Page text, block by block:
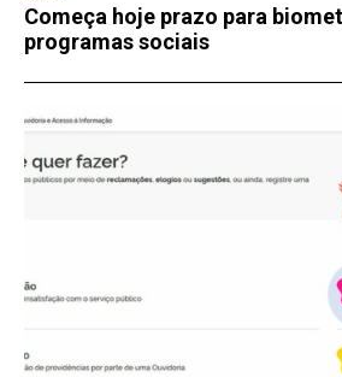
Começa hoje prazo para
programas sociais